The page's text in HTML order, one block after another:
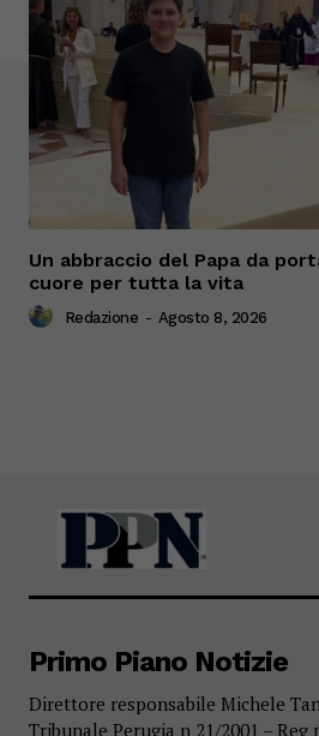
Un abbraccio del Papa da
cuore per tutta la vita
Redazione - Agosto 8, 2026
Primo Piano Notizie
Direttore responsabile Michele
Tribunale Perugia n 21/2001 – Reg